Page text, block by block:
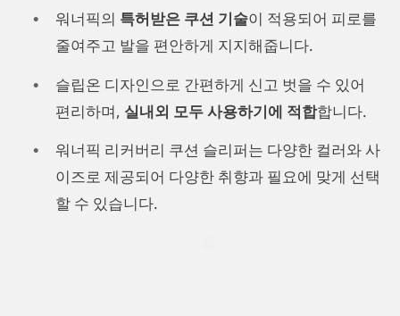
워너픽의 특허받은 쿠션 기술이 적용되어 피로를
줄여주고 발을 편안하게 지지해줍니다.
슬립온 디자인으로 간편하게 신고 벗을 수 있어
편리하며, 실내외 모두 사용하기에 적합합니다.
워너픽 리커버리 쿠션 슬리퍼는 다양한 컬러와 사
이즈로 제공되어 다양한 취향과 필요에 맞게 선택
할 수 있습니다.